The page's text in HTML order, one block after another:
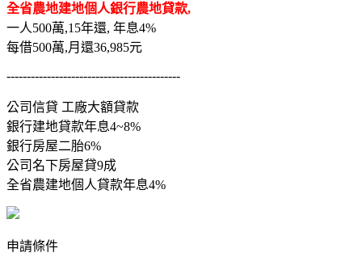
全省農地建地個人銀行農地貸款,
一人500萬,15年還, 年息4%
每借500萬,月還36,985元
-------------------------------------------
公司信貸 工廠大額貸款
銀行建地貸款年息4~8%
銀行房屋二胎6%
公司名下房屋貸9成
全省農建地個人貸款年息4%
申請條件